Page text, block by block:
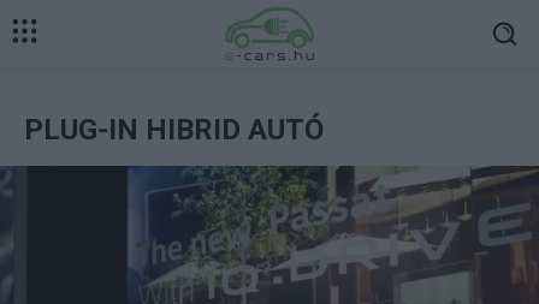
PLUG-IN HIBRID AUTÓ